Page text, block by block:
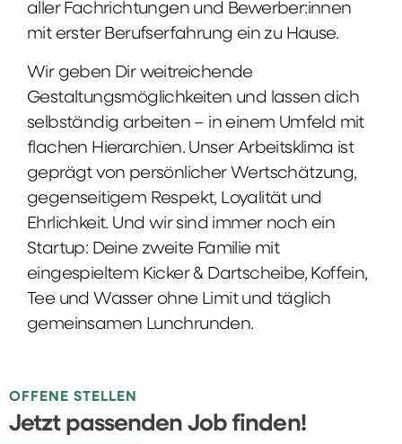
aller Fachrichtungen und Bewerber:innen
mit erster Berufserfahrung ein zu Hause.
Wir geben Dir weitreichende
Gestaltungsmöglichkeiten und lassen dich
selbständig arbeiten – in einem Umfeld mit
flachen Hierarchien. Unser Arbeitsklima ist
geprägt von persönlicher Wertschätzung,
gegenseitigem Respekt, Loyalität und
Ehrlichkeit. Und wir sind immer noch ein
Startup: Deine zweite Familie mit
eingespieltem Kicker & Dartscheibe, Koffein,
Tee und Wasser ohne Limit und täglich
gemeinsamen Lunchrunden.
OFFENE STELLEN
Jetzt passenden Job finden!